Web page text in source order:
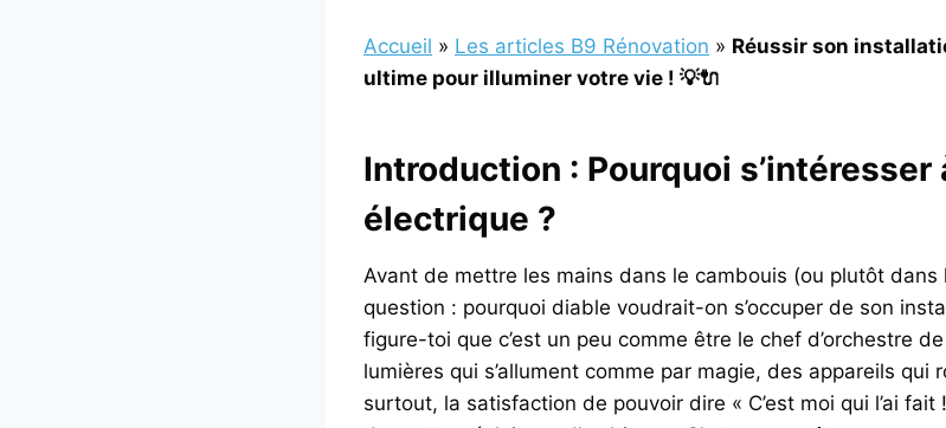
Accueil » Les articles B9 Rénovation » Réussir son
ultime pour illuminer votre vie ! 💡🔌
Introduction : Pourquoi s’intéresser
électrique ?
Avant de mettre les mains dans le cambouis (ou plutôt
question : pourquoi diable voudrait-on s’occuper de son
figure-toi que c’est un peu comme être le chef d’orchestre
lumières qui s’allument comme par magie, des appareils qui
surtout, la satisfaction de pouvoir dire « C’est moi qui l’ai fait